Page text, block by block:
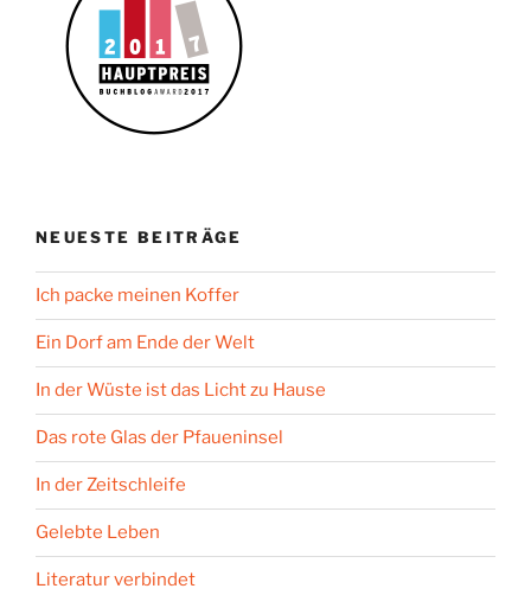
NEUESTE BEITRÄGE
Ich packe meinen Koffer
Ein Dorf am Ende der Welt
In der Wüste ist das Licht zu Hause
Das rote Glas der Pfaueninsel
In der Zeitschleife
Gelebte Leben
Literatur verbindet